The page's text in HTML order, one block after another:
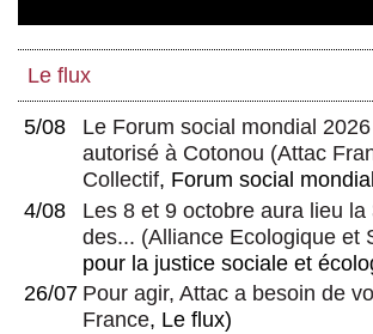
Le flux
5/08
Le Forum social mondial
autorisé à Cotonou (Attac
Collectif, Forum social
4/08
Les 8 et 9 octobre aura lieu la
des... (Alliance Ecologique et
pour la justice sociale et
26/07 Pour agir, Attac a besoin de
France, Le flux)